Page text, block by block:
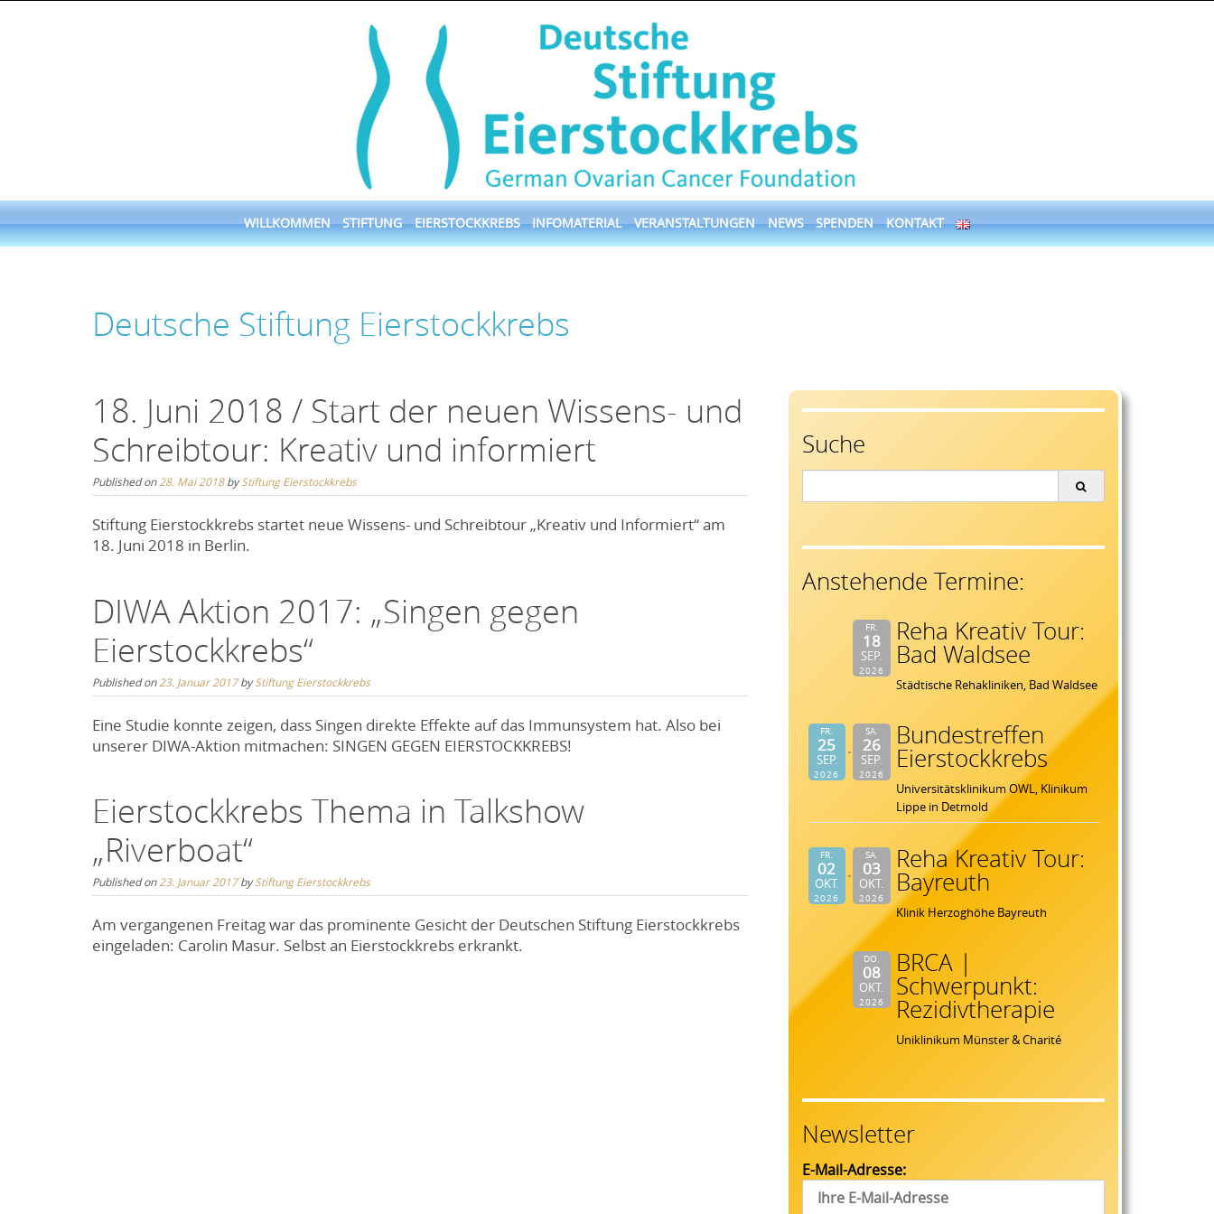
Skip
to
WILLKOMMEN STIFTUNG EIERSTOCKKREBS INFOMATERIAL VERANSTALTUNGEN NEWS SPENDEN KONTAKT
Deutsche Stiftung Eierstockkrebs
18. Juni 2018 / Start der neuen Wissens- und
Schreibtour: Kreativ und informiert
Published on28. Mai 2018byStiftung Eierstockkrebs
Stiftung Eierstockkrebs startet neue Wissens- und Schreibtour „Kreativ und Informiert“ am
18. Juni 2018 in Berlin.
DIWA Aktion 2017: „Singen gegen
Eierstockkrebs“
Published on23. Januar 2017byStiftung Eierstockkrebs
Eine Studie konnte zeigen, dass Singen direkte Effekte auf das Immunsystem hat. Also bei
unserer DIWA-Aktion mitmachen: SINGEN GEGEN EIERSTOCKKREBS!
Eierstockkrebs Thema in Talkshow
„Riverboat“
Published on23. Januar 2017byStiftung Eierstockkrebs
Am vergangenen Freitag war das prominente Gesicht der Deutschen Stiftung Eierstockkrebs
eingeladen: Carolin Masur. Selbst an Eierstockkrebs erkrankt.
Suche
Anstehende Termine:
FR.
18
SEP.
2026
Reha Kreativ Tour:
Bad Waldsee
Städtische Rehakliniken, Bad Waldsee
FR.
25
SEP.
2026
SA.
26
SEP.
2026
Bundestreffen
Eierstockkrebs
Universitätsklinikum OWL, Klinikum
Lippe in Detmold
FR.
02
OKT.
2026
SA.
03
OKT.
2026
Reha Kreativ Tour:
Bayreuth
Klinik Herzoghöhe Bayreuth
DO.
08
OKT.
2026
BRCA |
Schwerpunkt:
Rezidivtherapie
Uniklinikum Münster & Charité
Newsletter
E-Mail-Adresse: